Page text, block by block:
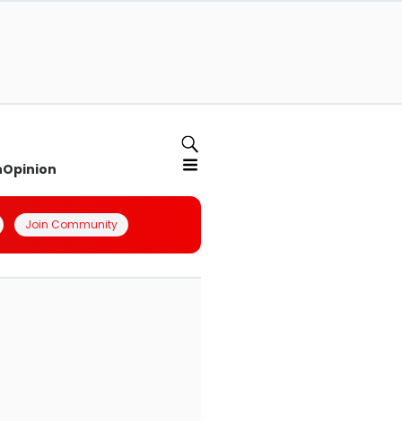
Opinion
Join Community